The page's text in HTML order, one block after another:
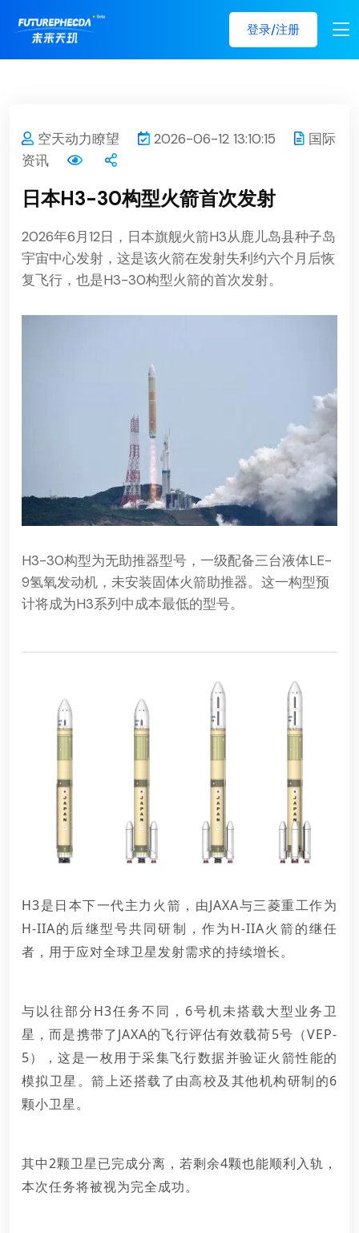
登录/注册
空天动力瞭望 2026-06-12 13:10:15
国际
资讯
日本H3-30构型火箭首次发射
2026年6月12日，日本旗舰火箭H3从鹿儿岛县种子岛
宇宙中心发射，这是该火箭在发射失利约六个月后恢
复飞行，也是H3-30构型火箭的首次发射。
H3-30构型为无助推器型号，一级配备三台液体LE-
9氢氧发动机 ，未安装固体火箭助推器。这一构型预
计将成为H3系列中成本最低的型号。
H3是日本下一代主力火箭，由JAXA与三菱重工作为
H-IIA的后继型号共同研制，作为H-IIA火箭的继任
者，用于应对全球卫星发射需求的持续增长。
与以往部分H3任务不同， 6号机未搭载大型业务卫
星，而是携带了JAXA的飞行评估有效载荷5号（VEP-
5），这是一枚用于采集飞行数据并验证火箭性能的
模拟卫星。箭上还搭载了由高校及其他机构研制的6
颗小卫星。
其中2颗卫星已完成分离，若剩余4颗也能顺利入轨，
本次任务将被视为完全成功。